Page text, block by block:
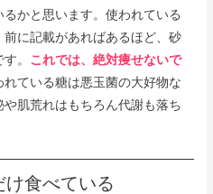
かと思います。使われている
に記載があればあるほど、砂
。 これでは、絶対痩せないで
れている糖は悪玉菌の大好物な
肌荒れはもちろん代謝も落ち
食べている